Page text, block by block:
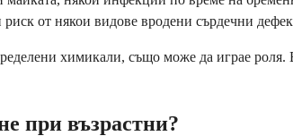
от някои видове вродени сърдечни
химикали, също може да играе
при възрастни?